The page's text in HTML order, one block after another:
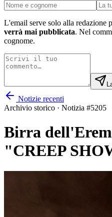
L'email serve solo alla redazione
verrà mai pubblicata. Nel
cognome.
Notizie recenti
Archivio storico · Notizia #5205
Birra
"CREEP